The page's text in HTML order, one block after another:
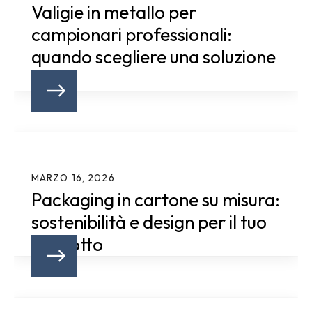
Valigie in metallo per
campionari professionali:
quando scegliere una soluzione
rigida
MARZO 16, 2026
Packaging in cartone su misura:
sostenibilità e design per il tuo
prodotto